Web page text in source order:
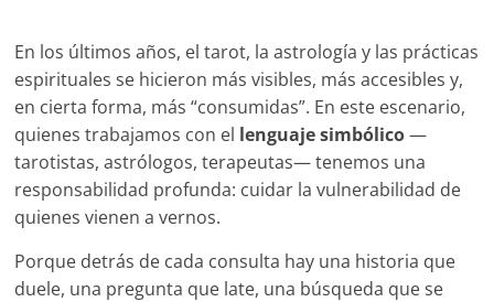
En los últimos años, el tarot, la astrología y las prácticas
espirituales se hicieron más visibles, más accesibles y,
en cierta forma, más “consumidas”. En este escenario,
quienes trabajamos con el lenguaje simbólico—
tarotistas, astrólogos, terapeutas— tenemos una
responsabilidad profunda: cuidar la vulnerabilidad de
quienes vienen a vernos.
Porque detrás de cada consulta hay una historia que
duele, una pregunta que late, una búsqueda que se